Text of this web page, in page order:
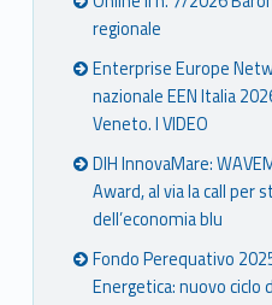
regionale
Enterprise Europe
nazionale EEN Italia
Veneto. I VIDEO
DIH InnovaMare:
Award, al via la call per
dell’economia blu
Fondo Perequativo
Energetica: nuovo ciclo